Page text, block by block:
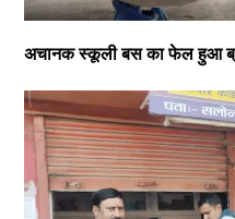
अचानक स्कूली बस का फेल हुआ